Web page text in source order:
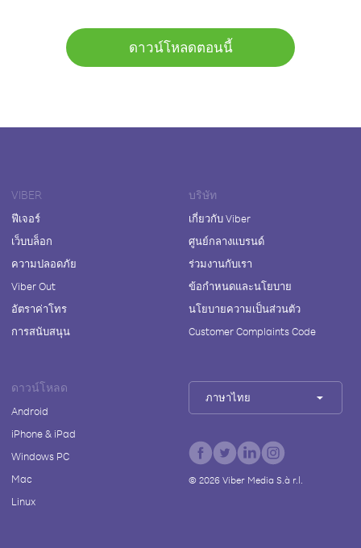
ดาวน์โหลดตอนนี้
VIBER
ฟีเจอร์
เว็บบล็อก
ความปลอดภัย
Viber Out
อัตราค่าโทร
การสนับสนุน
บริษัท
เกี่ยวกับ Viber
ศูนย์กลางแบรนด์
ร่วมงานกับเรา
ข้อกำหนดและนโยบาย
นโยบายความเป็นส่วนตัว
Customer Complaints Code
ดาวน์โหลด
Android
iPhone & iPad
Windows PC
Mac
Linux
ภาษาไทย
© 2026Viber Media S.à r.l.